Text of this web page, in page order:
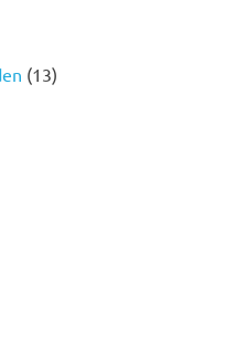
(13)